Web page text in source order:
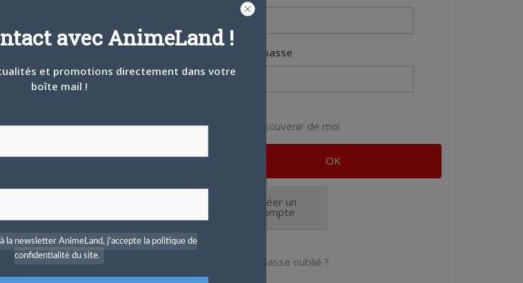
Mot de passe
Se souvenir de moi
Créer un
compte
Mot de passe oublié ?
avec AnimeLand !
et promotions directement dans votre
boîte mail !
la newsletter AnimeLand, j'accepte la politique de
confidentialité du site.